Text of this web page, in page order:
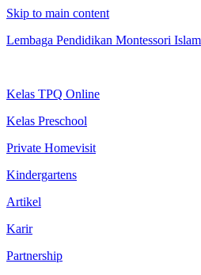
Skip to main content
Lembaga Pendidikan Montessori Islam
Kelas TPQ Online
Kelas Preschool
Private Homevisit
Kindergartens
Artikel
Karir
Partnership